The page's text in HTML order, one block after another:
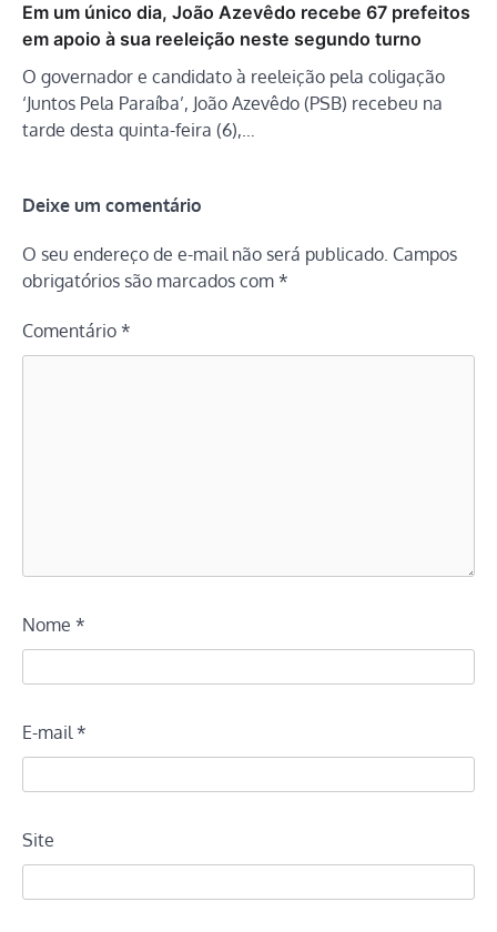
Em um único dia, João Azevêdo recebe 67 prefeitos
em apoio à sua reeleição neste segundo turno
O governador e candidato à reeleição pela coligação
‘Juntos Pela Paraíba’, João Azevêdo (PSB) recebeu na
tarde desta quinta-feira (6),…
Deixe um comentário
O seu endereço de e-mail não será publicado. Campos
obrigatórios são marcados com *
Comentário *
Nome *
E-mail*
Site